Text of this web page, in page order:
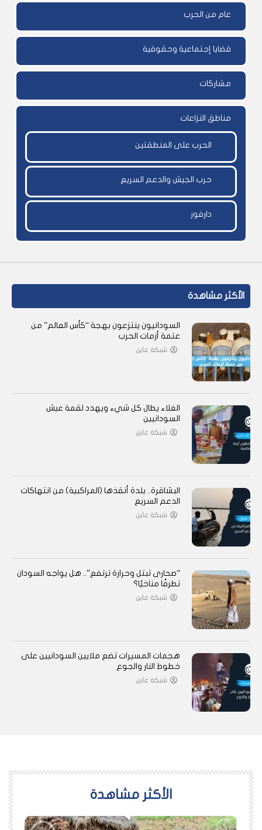
عام من الحرب
قضايا إجتماعية وحقوقية
مشاركات
مناطق النزاعات
الحرب على المنطقتين
حرب الجيش والدعم السريع
دارفور
الأكثر مشاهدة
السودانيون ينتزعون بهجة “كأس العالم” من
عتمة أزمات الحرب
شبكة عاين
الغلاء يطال كل شيء ويهدد لقمة عيش
السودانيين
شبكة عاين
البشاقرة.. بلدة أنقذها (المراكبية) من انتهاكات
الدعم السريع
شبكة عاين
“صحارى تبتل وحرارة ترتفع”.. هل يواجه السودان
تطرفًا مناخيًا؟
شبكة عاين
هجمات المسيرات تضع ملايين السودانيين على
خطوط النار والجوع
شبكة عاين
اﻷكثر مشاهدة